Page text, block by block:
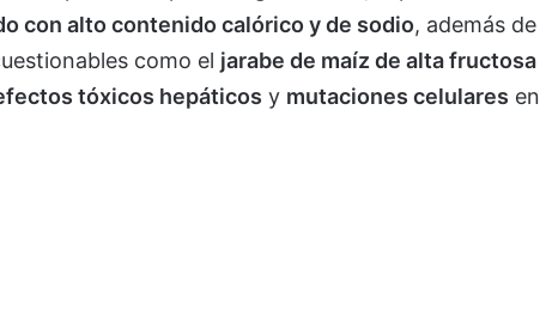
con alto contenido calórico y de sodio, además de
como el jarabe de maíz de alta fructosa
tóxicos hepáticos y mutaciones celulares en